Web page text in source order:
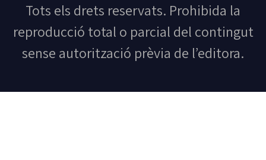
Tots els drets reservats. Prohibida la
reproducció total o parcial del contingut
sense autorització prèvia de l’editora.